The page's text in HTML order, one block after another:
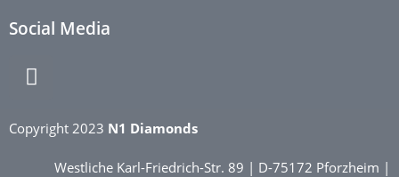
Social Media
Copyright 2023 N1 Diamonds
Westliche Karl-Friedrich-Str. 89 | D-75172 Pforzheim |